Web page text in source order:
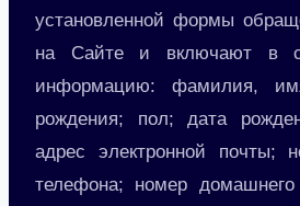
установленной формы
на Сайте и включают в
информацию: фамилия,
рождения; пол; дата
адрес электронной почты;
телефона; номер